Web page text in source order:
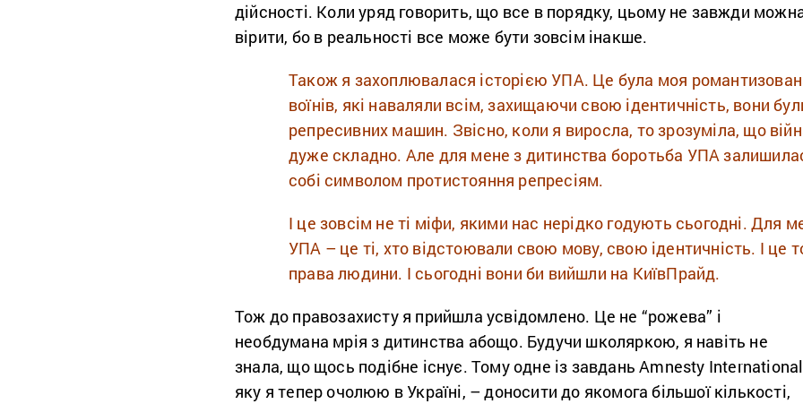
дійсності. Коли уряд говорить, що все в порядку, цьому не завжди
вірити, бо в реальності все може бути зовсім інакше.
Також я захоплювалася історією УПА. Це була моя
воїнів, які наваляли всім, захищаючи свою ідентичність, вони
репресивних машин. Звісно, коли я виросла, то зрозуміла, що
дуже складно. Але для мене з дитинства боротьба УПА
собі символом протистояння репресіям.
І це зовсім не ті міфи, якими нас нерідко годують сьогодні. Для
УПА – це ті, хто відстоювали свою мову, свою ідентичність. І це
права людини. І сьогодні вони би вийшли на КиївПрайд.
Тож до правозахисту я прийшла усвідомлено. Це не “рожева” і
необдумана мрія з дитинства абощо. Будучи школяркою, я навіть не
знала, що щось подібне існує. Тому одне із завдань Amnesty
яку я тепер очолюю в Україні, – доносити до якомога більшої кількості,